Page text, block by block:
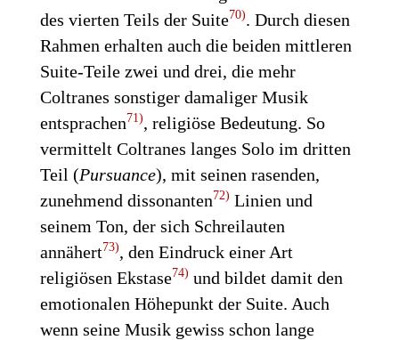
des vierten Teils der Suite70). Durch diesen
Rahmen erhalten auch die beiden mittleren
Suite-Teile zwei und drei, die mehr
Coltranes sonstiger damaliger Musik
entsprachen71), religiöse Bedeutung. So
vermittelt Coltranes langes Solo im dritten
Teil (Pursuance), mit seinen rasenden,
zunehmend dissonanten72) Linien und
seinem Ton, der sich Schreilauten
annähert73), den Eindruck einer Art
religiösen Ekstase74) und bildet damit den
emotionalen Höhepunkt der Suite. Auch
wenn seine Musik gewiss schon lange